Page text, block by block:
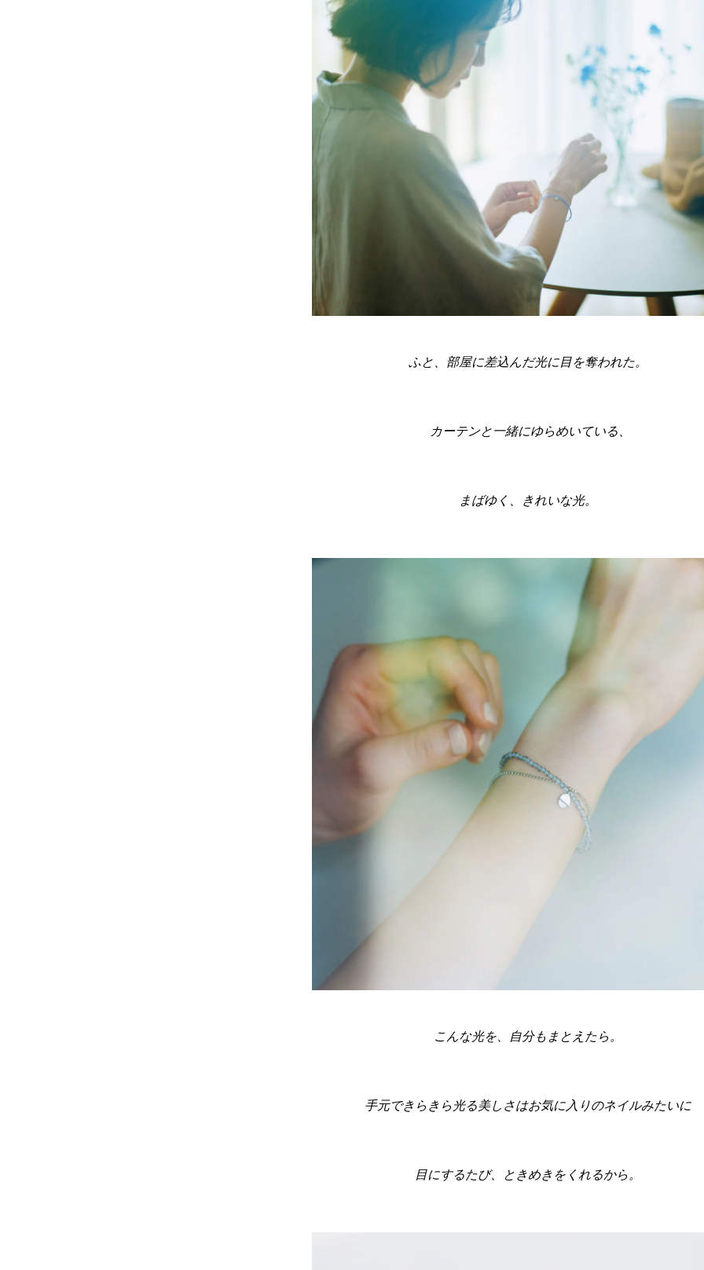
ふと、部屋に差込んだ光に目を奪われた。
カーテンと一緒にゆらめいている、
まばゆく、きれいな光。
こんな光を、自分もまとえたら。
手元できらきら光る美しさはお気に入りのネイルみたいに
目にするたび、ときめきをくれるから。